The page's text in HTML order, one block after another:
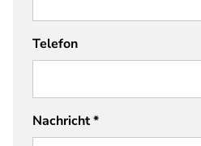
Telefon
Nachricht*